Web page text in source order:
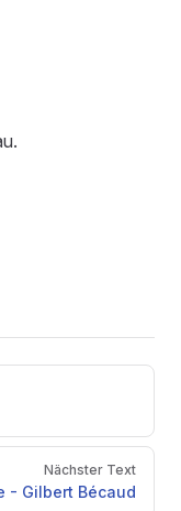
Nächster Text
- Gilbert Bécaud